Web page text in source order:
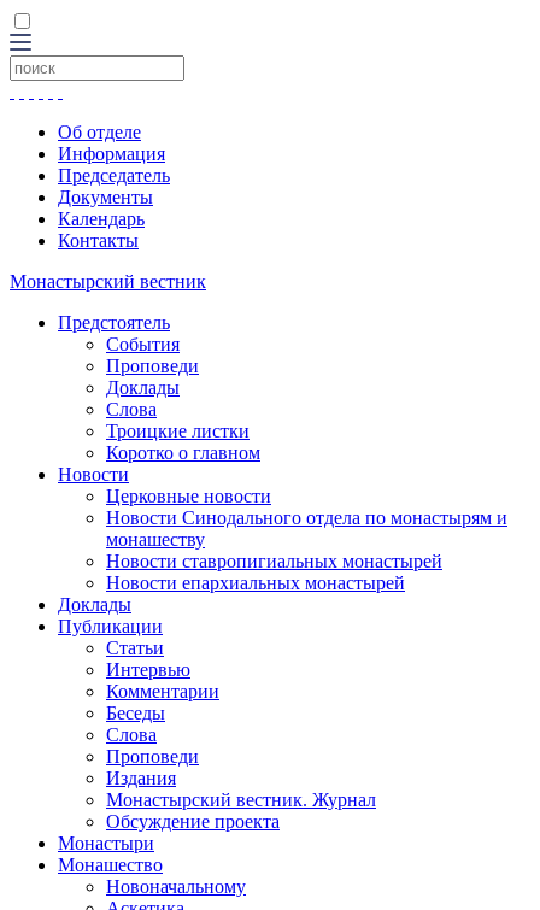
Об отделе
Информация
Председатель
Документы
Календарь
Контакты
Монастырский вестник
Предстоятель
События
Проповеди
Доклады
Слова
Троицкие листки
Коротко о главном
Новости
Церковные новости
Новости Синодального отдела по монастырям и
монашеству
Новости ставропигиальных монастырей
Новости епархиальных монастырей
Доклады
Публикации
Статьи
Интервью
Комментарии
Беседы
Слова
Проповеди
Издания
Монастырский вестник. Журнал
Обсуждение проекта
Монастыри
Монашество
Новоначальному